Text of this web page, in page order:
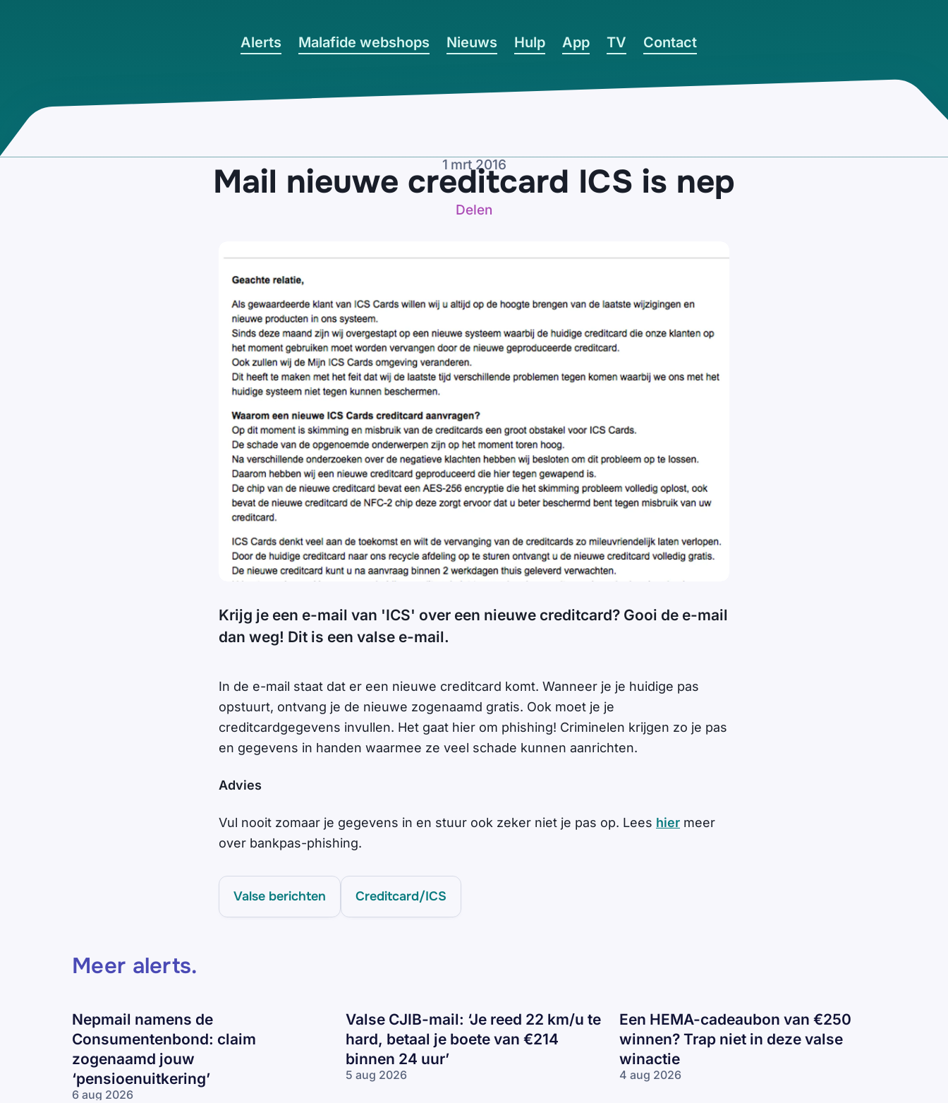
Alerts Malafide webshops Nieuws Hulp App TV Contact
1 mrt 2016
Mail nieuwe creditcard ICS is nep
Delen
Krijg je een e-mail van 'ICS' over een nieuwe creditcard? Gooi de e-mail
dan weg! Dit is een valse e-mail.
In de e-mail staat dat er een nieuwe creditcard komt. Wanneer je je huidige pas
opstuurt, ontvang je de nieuwe zogenaamd gratis. Ook moet je je
creditcardgegevens invullen. Het gaat hier om phishing! Criminelen krijgen zo je pas
en gegevens in handen waarmee ze veel schade kunnen aanrichten.
Advies
Vul nooit zomaar je gegevens in en stuur ook zeker niet je pas op. Lees hier meer
over bankpas-phishing.
Valse berichten Creditcard/ICS
Meer alerts.
Nepmail namens de
Consumentenbond: claim
zogenaamd jouw
‘pensioenuitkering’
6 aug 2026
Valse CJIB-mail: ‘Je reed 22 km/u te
hard, betaal je boete van €214
binnen 24 uur’
5 aug 2026
Een HEMA-cadeaubon van €250
winnen? Trap niet in deze valse
winactie
4 aug 2026